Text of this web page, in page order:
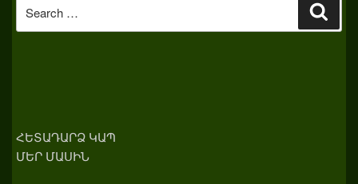
for:
ՀԵՏԱԴԱՐՁ ԿԱՊ
ՄԵՐ ՄԱՍԻՆ